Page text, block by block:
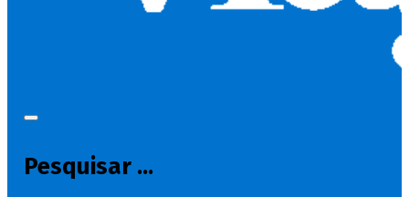
Pesquisar ...